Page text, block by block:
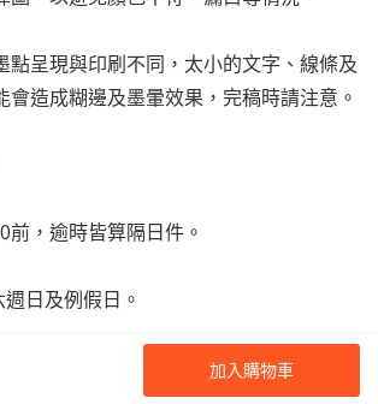
加入購物車
點呈現與印刷不同，太小的文字、線條及
會造成糊邊及墨暈效果，完稿時請注意。
前，逾時皆算隔日件。
日及例假日。